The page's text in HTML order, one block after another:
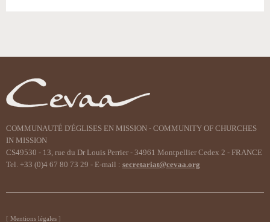
document
COMMUNAUTÉ D'ÉGLISES EN MISSION - COMMUNITY OF CHURCHES
IN MISSION
CS49530 - 13, rue du Dr Louis Perrier - 34961 Montpellier Cedex 2 - FRANCE
Tel. +33 (0)4 67 80 73 29 - E-mail : secretariat@cevaa.org
Mentions légales